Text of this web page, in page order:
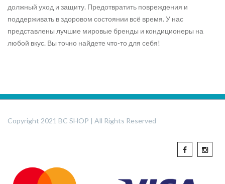
должный уход и защиту. Предотвратить повреждения и
поддерживать в здоровом состоянии всё время. У нас
представлены лучшие мировые бренды и кондиционеры на
любой вкус. Вы точно найдете что-то для себя!
Copyright 2021 BC SHOP | All Rights Reserved